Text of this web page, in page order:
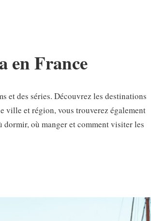
en France
et des séries. Découvrez les destinations
ville et région, vous trouverez également
dormir, où manger et comment visiter les